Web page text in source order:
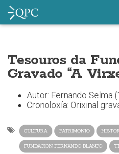
Tesouros da
Gravado “A
Autor: Fernando Selma
Cronoloxía: Orixinal
CULTURA PATRIMONIO
FUNDACION FERNANDO BLANCO